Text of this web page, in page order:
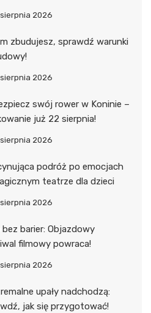
2026
zbudujesz, sprawdź warunki
2026
swój rower w Koninie –
już 22 sierpnia!
2026
podróż po emocjach
teatrze dla dzieci
2026
bez barier: Objazdowy
filmowy powraca!
2026
upały nadchodzą:
jak się przygotować!